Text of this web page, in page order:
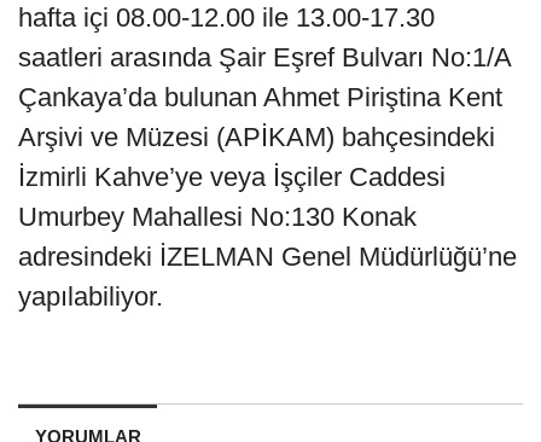
hafta içi 08.00-12.00 ile 13.00-17.30
saatleri arasında Şair Eşref Bulvarı No:1/A
Çankaya’da bulunan Ahmet Piriştina Kent
Arşivi ve Müzesi (APİKAM) bahçesindeki
İzmirli Kahve’ye veya İşçiler Caddesi
Umurbey Mahallesi No:130 Konak
adresindeki İZELMAN Genel Müdürlüğü’ne
yapılabiliyor.
YORUMLAR